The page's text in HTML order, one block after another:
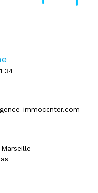
34
immocenter.com